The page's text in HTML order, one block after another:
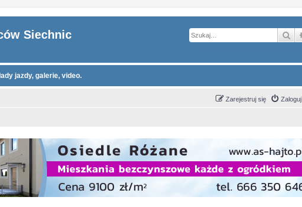
Siechnic
jazdy, galerie, video.
Zarejestruj się